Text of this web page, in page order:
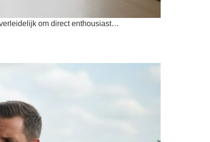
om direct enthousiast…